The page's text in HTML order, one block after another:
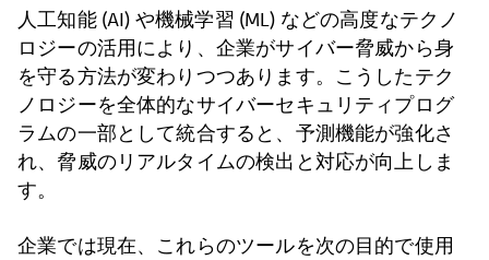
人工知能 (AI) や機械学習 (ML) などの高度なテクノ
ロジーの活用により、企業がサイバー脅威から身
を守る方法が変わりつつあります。こうしたテク
ノロジーを全体的なサイバーセキュリティプログ
ラムの一部として統合すると、予測機能が強化さ
れ、脅威のリアルタイムの検出と対応が向上しま
す。
企業では現在、これらのツールを次の目的で使用